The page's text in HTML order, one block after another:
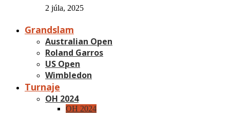
2 júla, 2025
Grandslam
Australian Open
Roland Garros
US Open
Wimbledon
Turnaje
OH 2024
OH 2024